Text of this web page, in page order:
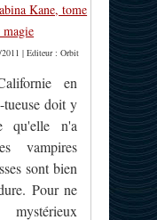
Kane, tome
| Editeur : Orbit
en
doit y
qu'elle n'a
vampires
sont bien
Pour ne